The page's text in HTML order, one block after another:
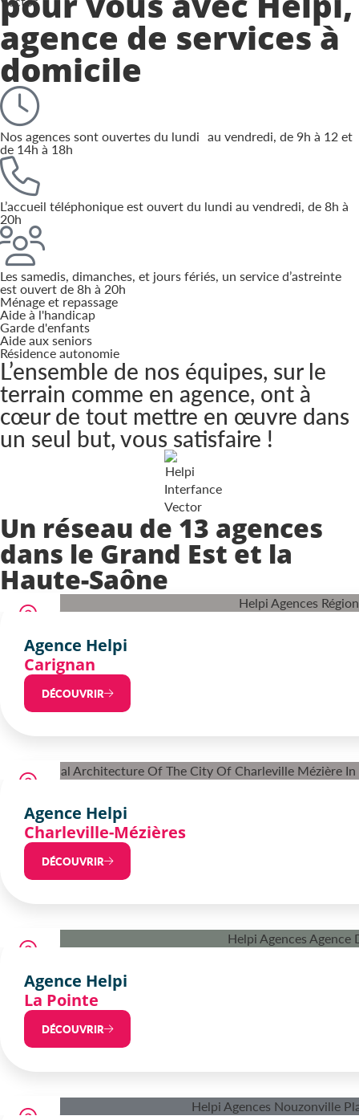
agence de services à
domicile
Nos agences sont ouvertes du lundi au vendredi, de 9h à 12 et
de 14h à 18h
L’accueil téléphonique est ouvert du lundi au vendredi, de 8h à
20h
Les samedis, dimanches, et jours fériés, un service d’astreinte
est ouvert de 8h à 20h
Ménage et repassage
Aide à l'handicap
Garde d'enfants
Aide aux seniors
Résidence autonomie
L’ensemble de nos équipes, sur le
terrain comme en agence, ont à
cœur de tout mettre en œuvre dans
un seul but, vous satisfaire !
Un réseau de 13 agences
dans le Grand Est et la
Haute-Saône
Agence Helpi
Carignan
DÉCOUVRIR
Agence Helpi
Charleville-Mézières
DÉCOUVRIR
Agence Helpi
La Pointe
DÉCOUVRIR